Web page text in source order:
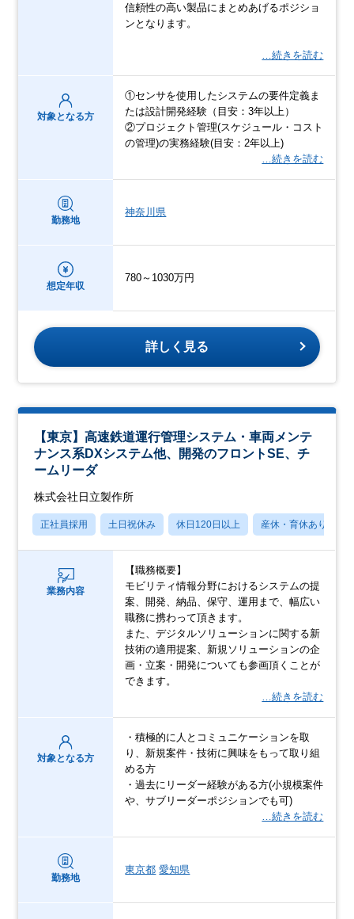
信頼性の高い製品にまとめあげるポジショ
ンとなります。
…続きを読む
対象となる方
①センサを使用したシステムの要件定義ま
たは設計開発経験（目安：3年以上）
②プロジェクト管理(スケジュール・コスト
の管理)の実務経験(目安：2年以上)
…続きを読む
勤務地
神奈川県
想定年収
780～1030万円
詳しく見る
【東京】高速鉄道運行管理システム・車両メンテ
ナンス系DXシステム他、開発のフロントSE、チ
ームリーダ
株式会社日立製作所
正社員採用 土日祝休み 休日120日以上 産休・育休あり
業務内容
【職務概要】
モビリティ情報分野におけるシステムの提
案、開発、納品、保守、運用まで、幅広い
職務に携わって頂きます。
また、デジタルソリューションに関する新
技術の適用提案、新規ソリューションの企
画・立案・開発についても参画頂くことが
できます。
…続きを読む
対象となる方
・積極的に人とコミュニケーションを取
り、新規案件・技術に興味をもって取り組
める方
・過去にリーダー経験がある方(小規模案件
や、サブリーダーポジションでも可)
…続きを読む
勤務地
東京都 愛知県